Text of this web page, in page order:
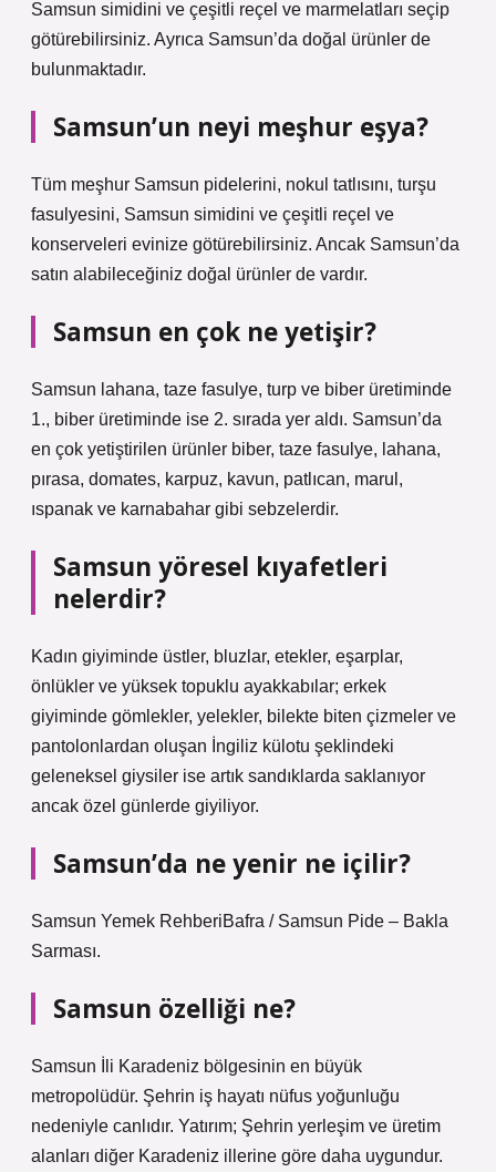
Samsun simidini ve çeşitli reçel ve marmelatları seçip
götürebilirsiniz. Ayrıca Samsun’da doğal ürünler de
bulunmaktadır.
Samsun’un neyi meşhur eşya?
Tüm meşhur Samsun pidelerini, nokul tatlısını, turşu
fasulyesini, Samsun simidini ve çeşitli reçel ve
konserveleri evinize götürebilirsiniz. Ancak Samsun’da
satın alabileceğiniz doğal ürünler de vardır.
Samsun en çok ne yetişir?
Samsun lahana, taze fasulye, turp ve biber üretiminde
1., biber üretiminde ise 2. sırada yer aldı. Samsun’da
en çok yetiştirilen ürünler biber, taze fasulye, lahana,
pırasa, domates, karpuz, kavun, patlıcan, marul,
ıspanak ve karnabahar gibi sebzelerdir.
Samsun yöresel kıyafetleri
nelerdir?
Kadın giyiminde üstler, bluzlar, etekler, eşarplar,
önlükler ve yüksek topuklu ayakkabılar; erkek
giyiminde gömlekler, yelekler, bilekte biten çizmeler ve
pantolonlardan oluşan İngiliz külotu şeklindeki
geleneksel giysiler ise artık sandıklarda saklanıyor
ancak özel günlerde giyiliyor.
Samsun’da ne yenir ne içilir?
Samsun Yemek RehberiBafra / Samsun Pide – Bakla
Sarması.
Samsun özelliği ne?
Samsun İli Karadeniz bölgesinin en büyük
metropolüdür. Şehrin iş hayatı nüfus yoğunluğu
nedeniyle canlıdır. Yatırım; Şehrin yerleşim ve üretim
alanları diğer Karadeniz illerine göre daha uygundur.